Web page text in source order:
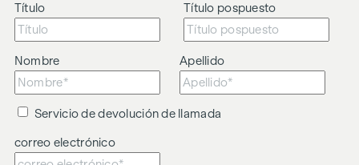
Título Título pospuesto
Nombre Apellido
Servicio de devolución de llamada
correo electrónico